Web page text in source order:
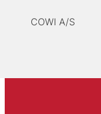
COWI A/S